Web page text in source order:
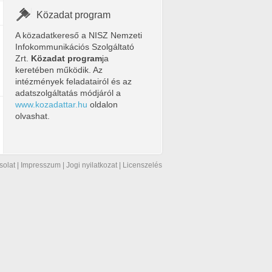
Közadat program
A közadatkereső a NISZ Nemzeti
Infokommunikációs Szolgáltató
Zrt. Közadat programja
keretében működik. Az
intézmények feladatairól és az
adatszolgáltatás módjáról a
www.kozadattar.hu oldalon
olvashat.
Impresszum Jogi nyilatkozat Licenszelés